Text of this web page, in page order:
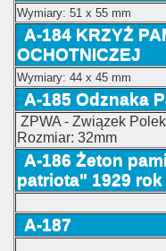
Wymiary: 51 x 55 mm
A-184 KRZYŻ
OCHOTNICZEJ
Wymiary: 44 x 45 mm
A-185 Odznaka
ZPWA - Związek
Rozmiar: 32mm
A-186 Żeton
patriota" 1929 rok
A-187